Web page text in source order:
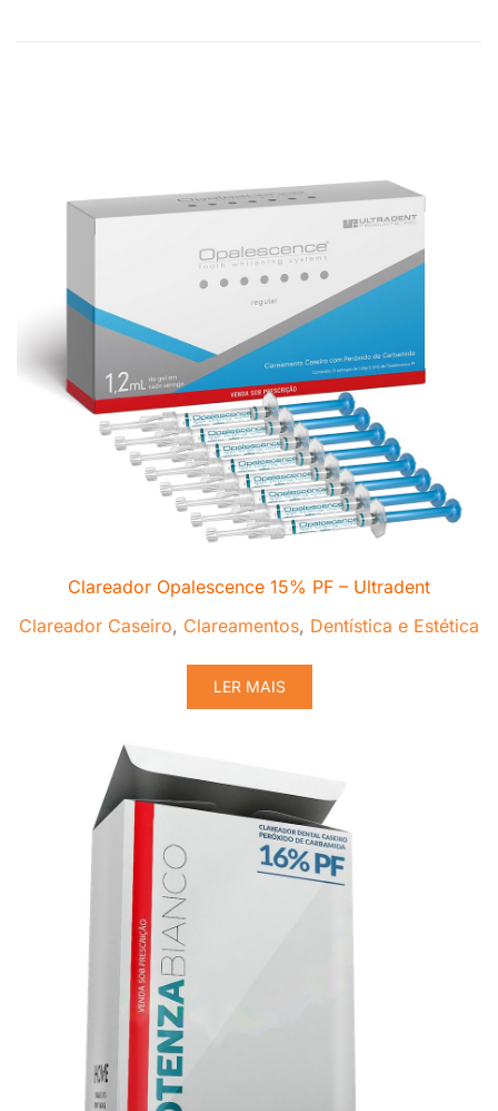
Clareador Opalescence 15% PF – Ultradent
Clareador Caseiro, Clareamentos, Dentística e Estética
LER MAIS